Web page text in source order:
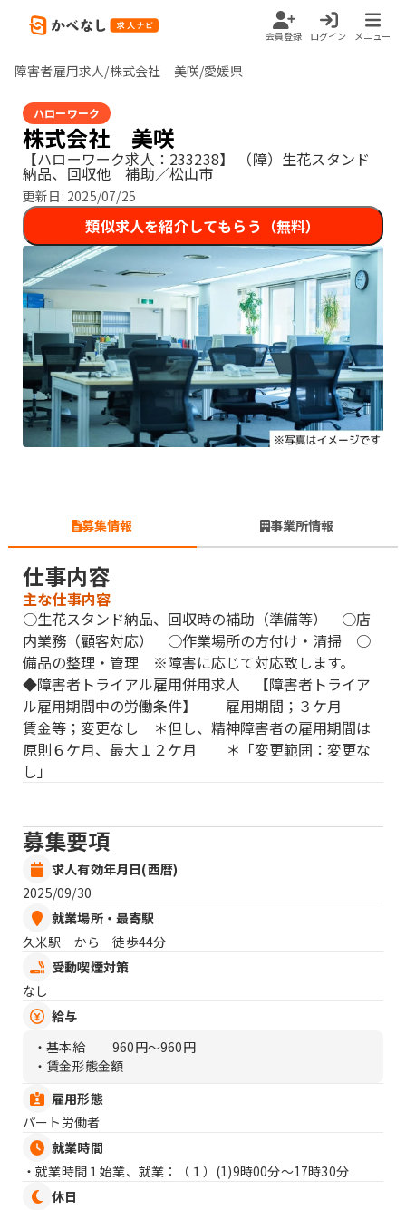
会員登録 ログイン メニュー
障害者雇用求人/株式会社 美咲/愛媛県
ハローワーク
株式会社 美咲
【ハローワーク求人：233238】 （障）生花スタンド
納品、回収他 補助／松山市
更新日: 2025/07/25
類似求人を紹介してもらう（無料）
募集情報 事業所情報
仕事内容
主な仕事内容
○生花スタンド納品、回収時の補助（準備等） ○店
内業務（顧客対応） ○作業場所の方付け・清掃 ○
備品の整理・管理 ※障害に応じて対応致します。
◆障害者トライアル雇用併用求人 【障害者トライア
ル雇用期間中の労働条件】 雇用期間；３ケ月
賃金等；変更なし ＊但し、精神障害者の雇用期間は
原則６ケ月、最大１２ケ月 ＊「変更範囲：変更な
し」
募集要項
求人有効年月日(西暦)
2025/09/30
就業場所・最寄駅
久米駅 から 徒歩44分
受動喫煙対策
なし
給与
・基本給
960円〜960円
・賃金形態金額
雇用形態
パート労働者
就業時間
・就業時間１始業、就業：（１） (1)9時00分〜17時30分
休日